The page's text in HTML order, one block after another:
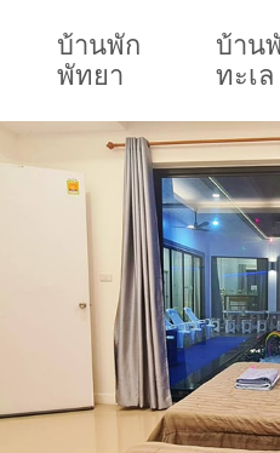
บ้านพัก
พัทยา
บ้าน
ทะเล